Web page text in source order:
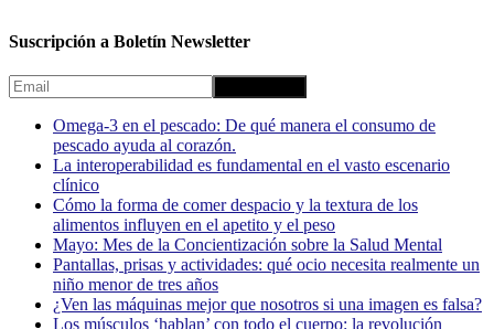
Suscripción a Boletín Newsletter
Omega-3 en el pescado: De qué manera el consumo de
pescado ayuda al corazón.
La interoperabilidad es fundamental en el vasto escenario
clínico
Cómo la forma de comer despacio y la textura de los
alimentos influyen en el apetito y el peso
Mayo: Mes de la Concientización sobre la Salud Mental
Pantallas, prisas y actividades: qué ocio necesita realmente un
niño menor de tres años
¿Ven las máquinas mejor que nosotros si una imagen es falsa?
Los músculos ‘hablan’ con todo el cuerpo: la revolución